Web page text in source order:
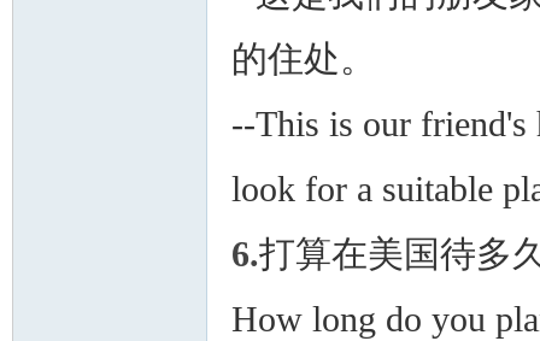
的住处。
--This is our friend's
look for a suitable
6.打算在美国待多
How long do you